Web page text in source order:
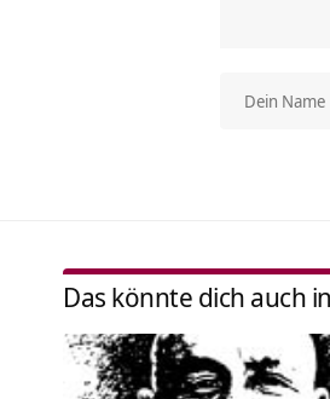
Das könnte dich auch